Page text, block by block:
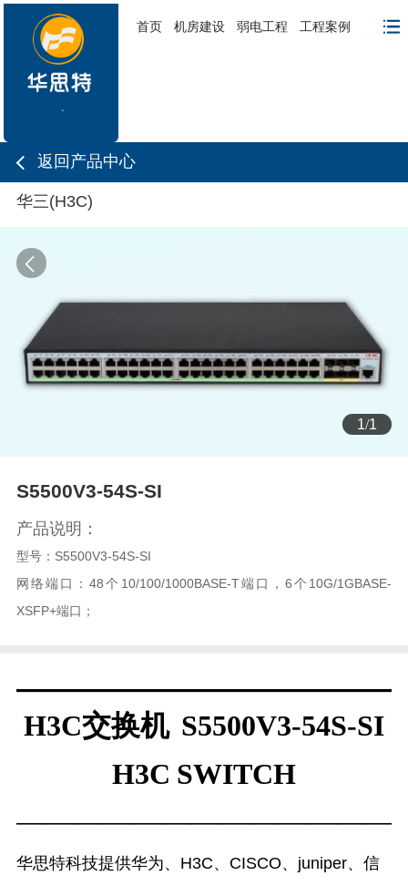
首页 机房建设 弱电工程 工程案例
返回产品中心
华三(H3C)
1/1
S5500V3-54S-SI
产品说明：
型号： S5500V3-54S-SI
网络端口：48个10/100/1000BASE-T端口，6个10G/1GBASE-
XSFP+端口；
H3C交换机 S5500V3-54S-SI
H3C SWITCH
华思特科技提供华为、H3C、CISCO、juniper、信